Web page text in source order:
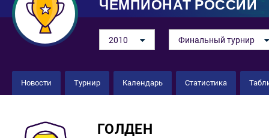
ЧЕМПИОНАТ РОССИИ
2010 Финальный турнир
Новости Турнир Календарь Статистика
Команда
ГОЛДЕН